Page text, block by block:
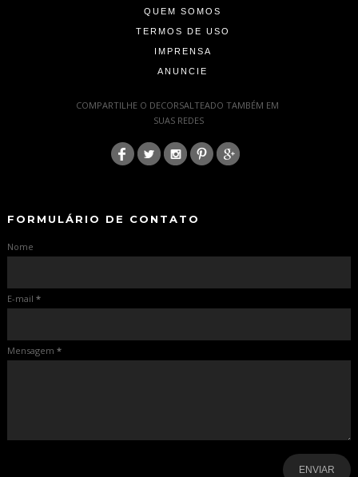
QUEM SOMOS
TERMOS DE USO
IMPRENSA
ANUNCIE
COMPARTILHE O DECORSALTEADO TAMBÉM EM
SUAS REDES
FORMULÁRIO DE CONTATO
Nome
E-mail *
Mensagem *